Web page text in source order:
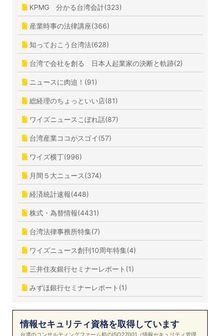
KPMG 分かる台湾会計(323)
産業時事の法律講座(366)
知っておこう台湾法(628)
台湾で会社を創る 日本人起業家の決断と軌跡(2)
ニュースに肉迫！(91)
総経理のちょっといい店(81)
ワイズニュースこぼれ話(87)
台湾産業ココがスゴイ(57)
ワイズ横丁(996)
月間５大ニュース(374)
経済統計速報(448)
株式・為替情報(4431)
台湾法律事務所特集(7)
ワイズニュース創刊10周年特集(4)
三井住友銀行セミナーレポート(1)
みずほ銀行セミナーレポート(1)
情報セキュリティ資格を取得しています
台湾のコンサルティングファーム初のISO27001（情報セキュリティ管理